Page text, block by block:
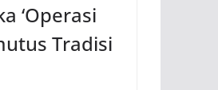
‘Operasi
Tradisi